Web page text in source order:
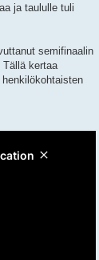
ja taululle tuli
semifinaalin
kertaa